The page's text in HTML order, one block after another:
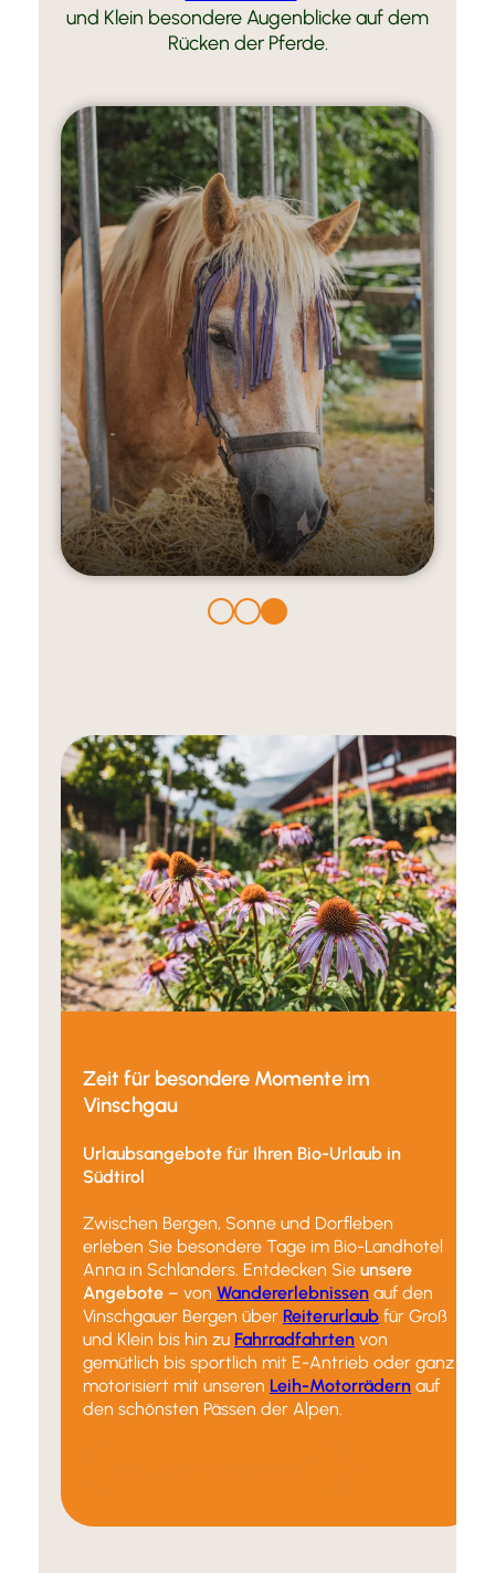
und Klein besondere Augenblicke auf dem
Rücken der Pferde.
Zeit für besondere Momente im
Vinschgau
Urlaubsangebote für Ihren Bio-Urlaub in
Südtirol
Zwischen Bergen, Sonne und Dorfleben
erleben Sie besondere Tage im Bio-Landhotel
Anna in Schlanders. Entdecken Sie unsere
Angebote – von Wandererlebnissen auf den
Vinschgauer Bergen über Reiterurlaub für Groß
und Klein bis hin zu Fahrradfahrten von
gemütlich bis sportlich mit E-Antrieb oder ganz
motorisiert mit unseren Leih-Motorrädern auf
den schönsten Pässen der Alpen.